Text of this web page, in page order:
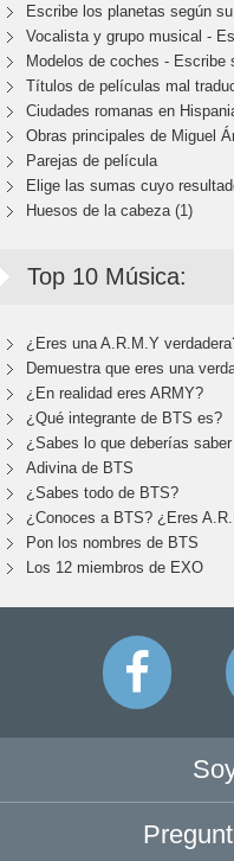
Escribe los planetas según
Vocalista y grupo musical -
Modelos de coches - Escribe
Títulos de películas mal
Ciudades romanas en
Obras principales de Miguel
Parejas de película
Elige las sumas cuyo
Huesos de la cabeza (1)
Top 10 Música:
¿Eres una A.R.M.Y
Demuestra que eres una
¿En realidad eres ARMY?
¿Qué integrante de BTS es?
¿Sabes lo que deberías
Adivina de BTS
¿Sabes todo de BTS?
¿Conoces a BTS? ¿Eres
Pon los nombres de BTS
Los 12 miembros de EXO